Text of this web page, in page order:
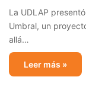
La UDLAP
Umbral, un
allá…
Leer más »